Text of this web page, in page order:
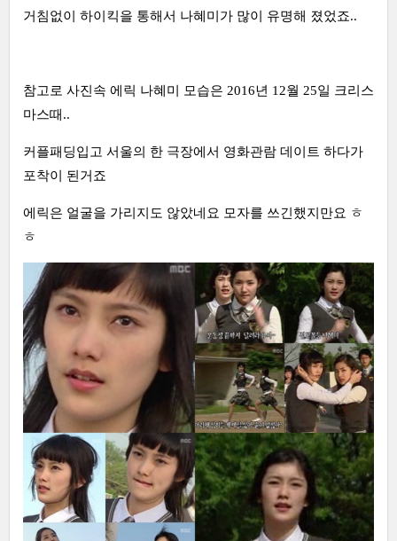
거침없이 하이킥을 통해서 나혜미가 많이 유명해 졌었죠..
참고로 사진속 에릭 나혜미 모습은 2016년 12월 25일 크리스
마스때..
커플패딩입고 서울의 한 극장에서 영화관람 데이트 하다가
포착이 된거죠
에릭은 얼굴을 가리지도 않았네요 모자를 쓰긴했지만요 ㅎ
ㅎ